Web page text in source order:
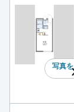
写真を